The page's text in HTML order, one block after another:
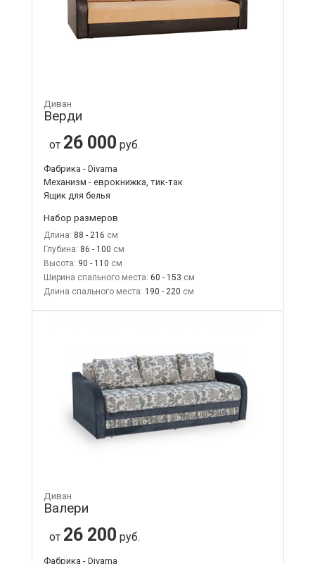
Диван
Верди
от 26 000 руб.
Фабрика - Divama
Механизм - еврокнижка, тик-так
Ящик для белья
Набор размеров
Длина: 88 - 216
Глубина: 86 - 100
Высота: 90 - 110
Ширина спального места: 60 - 153
Длина спального места: 190 - 220
Диван
Валери
от 26 200 руб.
Фабрика - Divama